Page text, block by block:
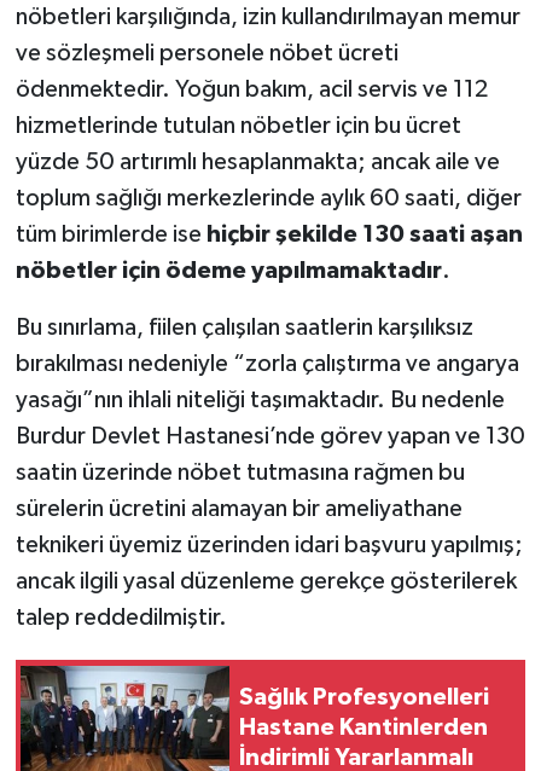
nöbetleri karşılığında, izin kullandırılmayan memur
ve sözleşmeli personele nöbet ücreti
ödenmektedir. Yoğun bakım, acil servis ve 112
hizmetlerinde tutulan nöbetler için bu ücret
yüzde 50 artırımlı hesaplanmakta; ancak aile ve
toplum sağlığı merkezlerinde aylık 60 saati, diğer
tüm birimlerde ise hiçbir şekilde 130 saati aşan
nöbetler için ödeme yapılmamaktadır.
Bu sınırlama, fiilen çalışılan saatlerin karşılıksız
bırakılması nedeniyle “zorla çalıştırma ve angarya
yasağı”nın ihlali niteliği taşımaktadır. Bu nedenle
Burdur Devlet Hastanesi’nde görev yapan ve 130
saatin üzerinde nöbet tutmasına rağmen bu
sürelerin ücretini alamayan bir ameliyathane
teknikeri üyemiz üzerinden idari başvuru yapılmış;
ancak ilgili yasal düzenleme gerekçe gösterilerek
talep reddedilmiştir.
Sağlık Profesyonelleri
Hastane Kantinlerden
İndirimli Yararlanmalı